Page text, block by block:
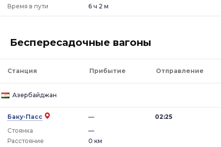
Время в пути
6 ч 2 м
Беспересадочные вагоны
Станция Прибытие Отправление
Азербайджан
Баку-Пасс
—
Стоянка
—
02:25
Расстояние
0 км